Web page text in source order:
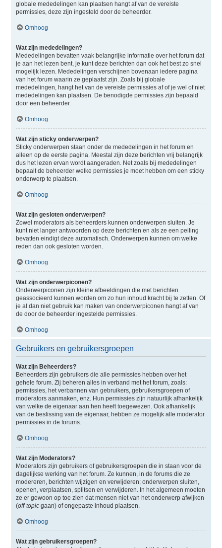
globale mededelingen kan plaatsen hangt af van de vereiste
permissies, deze zijn ingesteld door de beheerder.
Omhoog
Wat zijn mededelingen?
Mededelingen bevatten vaak belangrijke informatie over het forum dat
je aan het lezen bent, je kunt deze berichten dan ook het best zo snel
mogelijk lezen. Mededelingen verschijnen bovenaan iedere pagina
van het forum waarin ze geplaatst zijn. Zoals bij globale
mededelingen, hangt het van de vereiste permissies af of je wel of niet
mededelingen kan plaatsen. De benodigde permissies zijn bepaald
door een beheerder.
Omhoog
Wat zijn sticky onderwerpen?
Sticky onderwerpen staan onder de mededelingen in het forum en
alleen op de eerste pagina. Meestal zijn deze berichten vrij belangrijk
dus het lezen ervan wordt aangeraden. Net zoals bij mededelingen
bepaalt de beheerder welke permissies je moet hebben om een sticky
onderwerp te plaatsen.
Omhoog
Wat zijn gesloten onderwerpen?
Zowel moderators als beheerders kunnen onderwerpen sluiten. Je
kunt niet langer antwoorden op deze berichten en als ze een peiling
bevatten eindigt deze automatisch. Onderwerpen kunnen om welke
reden dan ook gesloten worden.
Omhoog
Wat zijn onderwerpiconen?
Onderwerpiconen zijn kleine afbeeldingen die met berichten
geassocieerd kunnen worden om zo hun inhoud kracht bij te zetten. Of
je al dan niet gebruik kan maken van onderwerpiconen hangt af van
de door de beheerder ingestelde permissies.
Omhoog
Gebruikers en gebruikersgroepen
Wat zijn Beheerders?
Beheerders zijn gebruikers die alle permissies hebben over het
gehele forum. Zij beheren alles in verband met het forum, zoals:
permissies, het verbannen van gebruikers, gebruikersgroepen of
moderators aanmaken, enz. Hun permissies zijn natuurlijk afhankelijk
van welke de eigenaar aan hen heeft toegewezen. Ook afhankelijk
van de beslissing van de eigenaar, hebben ze mogelijk alle moderator
permissies in de forums.
Omhoog
Wat zijn Moderators?
Moderators zijn gebruikers of gebruikersgroepen die in staan voor de
dagelijkse werking van het forum. Ze kunnen, in de forums die ze
modereren, berichten wijzigen en verwijderen; onderwerpen sluiten,
openen, verplaatsen, splitsen en verwijderen. In het algemeen moeten
ze er gewoon op toe zien dat mensen niet van het onderwerp afwijken
(off-topicgaan) of ongepaste inhoud plaatsen.
Omhoog
Wat zijn gebruikersgroepen?